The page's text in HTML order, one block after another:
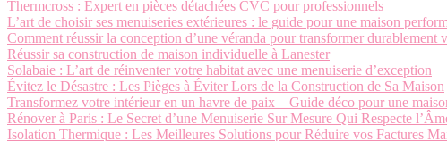
Thermcross : Expert en pièces détachées CVC pour professionnels
L’art de choisir ses menuiseries extérieures : le guide pour une maison
Comment réussir la conception d’une véranda pour transformer durablement
Réussir sa construction de maison individuelle à Lanester
Solabaie : L’art de réinventer votre habitat avec une menuiserie d’exception
Évitez le Désastre : Les Pièges à Éviter Lors de la Construction de Sa Maison
Transformez votre intérieur en un havre de paix – Guide déco pour une
Rénover à Paris : Le Secret d’une Menuiserie Sur Mesure Qui Respecte
Isolation Thermique : Les Meilleures Solutions pour Réduire vos Factures